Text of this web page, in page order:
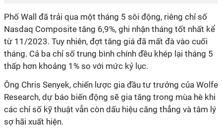
Phố Wall đã trải qua một tháng 5 sôi động, riêng chỉ số
Nasdaq Composite tăng 6,9%, ghi nhận tháng tốt nhất kể
từ 11/2023. Tuy nhiên, đợt tăng giá đã mất đà vào cuối
tháng. Cả ba chỉ số trung bình chính đều khép lại tháng 5
thấp hơn khoảng 1% so với mức kỷ lục.
Ông Chris Senyek, chiến lược gia đầu tư trưởng của Wolfe
Research, dự báo biến động sẽ gia tăng trong mùa hè khi
các chỉ số kỹ thuật vẫn còn dấu hiệu căng thẳng và tâm lý
sợ hãi xuất hiện.